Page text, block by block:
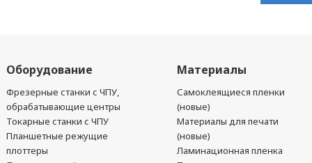
Оборудование
Фрезерные станки с ЧПУ,
обрабатывающие центры
Токарные станки с ЧПУ
Планшетные режущие
плоттеры
Материалы
Самоклеящиеся пленки
(новые)
Материалы для печати
(новые)
Ламинационная пленка